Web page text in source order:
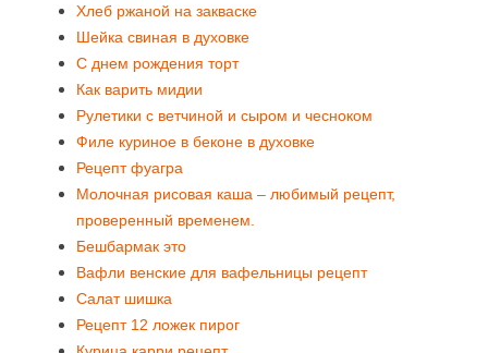
Хлеб ржаной на закваске
Шейка свиная в духовке
С днем рождения торт
Как варить мидии
Рулетики с ветчиной и сыром и чесноком
Филе куриное в беконе в духовке
Рецепт фуагра
Молочная рисовая каша – любимый рецепт,
проверенный временем.
Бешбармак это
Вафли венские для вафельницы рецепт
Салат шишка
Рецепт 12 ложек пирог